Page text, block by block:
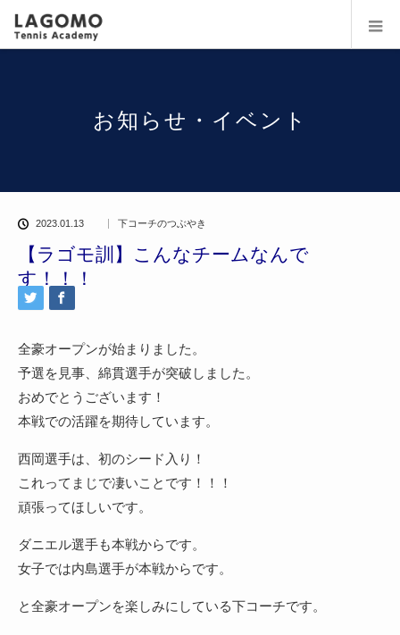
お知らせ・イベント
2023.01.13 下コーチのつぶやき
【ラゴモ訓】こんなチームなんで
す！！！
全豪オープンが始まりました。
予選を見事、綿貫選手が突破しました。
おめでとうございます！
本戦での活躍を期待しています。
西岡選手は、初のシード入り！
これってまじで凄いことです！！！
頑張ってほしいです。
ダニエル選手も本戦からです。
女子では内島選手が本戦からです。
と全豪オープンを楽しみにしている下コーチです。